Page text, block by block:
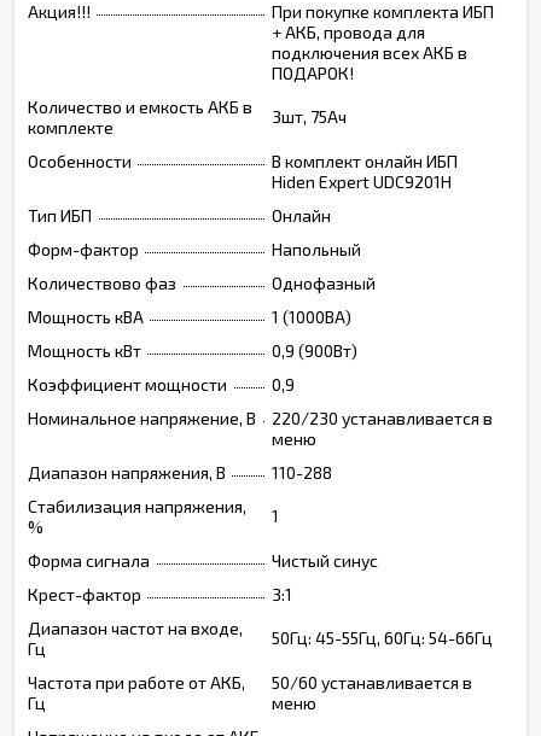
Акция!!!
При покупке комплекта ИБП
+ АКБ, провода для
подключения всех АКБ в
ПОДАРОК!
Количество и емкость АКБ в
комплекте
3шт, 75Ач
Особенности
В комплект онлайн ИБП
Hiden Expert UDC9201H
Тип ИБП
Онлайн
Форм-фактор
Напольный
Количествово фаз
Однофазный
Мощность кВА
1 (1000ВА)
Мощность кВт
0,9 (900Вт)
Коэффициент мощности
0,9
Номинальное напряжение, В
220/230 устанавливается в
меню
Диапазон напряжения, В
110-288
Стабилизация напряжения,
%
1
Форма сигнала
Чистый синус
Крест-фактор
3:1
Диапазон частот на входе,
Гц
50Гц: 45-55Гц, 60Гц: 54-66Гц
Частота при работе от АКБ,
Гц
50/60 устанавливается в
меню